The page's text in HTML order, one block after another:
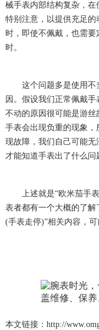
械手表内部结构复杂，
特别注意，以提供充足
时，即使不佩戴，也需
时。
这个问题多是使用不
因。假设我们正常佩戴
不动的原因很可能是游丝
手表会出现负重的现象
现故障，我们自己可能无
才能知道手表出了什么问
上述就是“欧米茄手表
表者都有一个大概的了
(手表走停)”相关内容，
本文链接：http://